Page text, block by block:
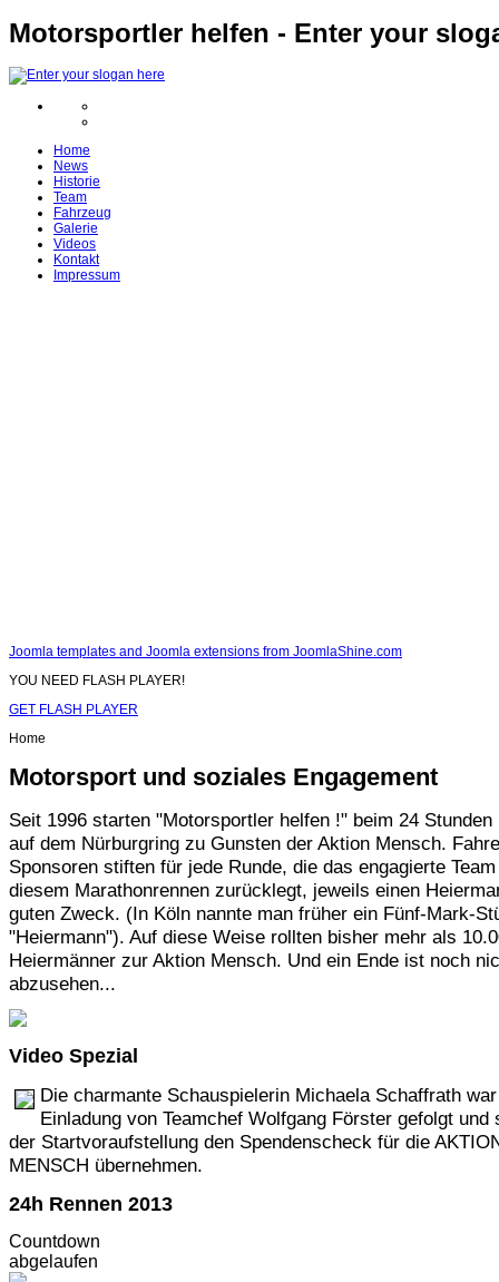
Motorsportler helfen - Enter your
Home
News
Historie
Team
Fahrzeug
Galerie
Videos
Kontakt
Impressum
Joomla templates and Joomla extensions from JoomlaShine.com
YOU NEED FLASH PLAYER!
GET FLASH PLAYER
Home
Motorsport und soziales Engagement
Seit 1996 starten "Motorsportler helfen !" beim 24 Stunden
auf dem Nürburgring zu Gunsten der Aktion Mensch.
Sponsoren stiften für jede Runde, die das engagierte
diesem Marathonrennen zurücklegt, jeweils einen
guten Zweck. (In Köln nannte man früher ein Fünf-Mark-
"Heiermann"). Auf diese Weise rollten bisher mehr als
Heiermänner zur Aktion Mensch. Und ein Ende ist noch
abzusehen...
Video Spezial
Die charmante Schauspielerin Michaela Schaffrath
Einladung von Teamchef Wolfgang Förster gefolgt und
der Startvoraufstellung den Spendenscheck für die
MENSCH übernehmen.
24h Rennen 2013
Countdown
abgelaufen